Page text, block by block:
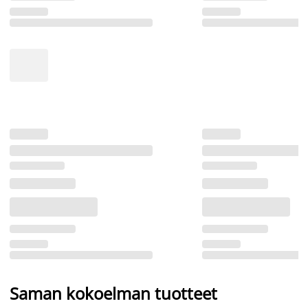
Saman kokoelman tuotteet